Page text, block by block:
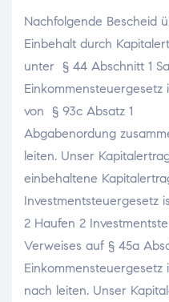
Nachfolgende Bescheid
Einbehalt durch
unter § 44 Abschnitt 1
von § 93c Absatz 1
Abgabenordung
leiten. Unser
einbehaltene
Investmentsteuergesetz
2 Haufen 2
Verweises auf § 45a
Einkommensteuergesetz
nach leiten. Unser